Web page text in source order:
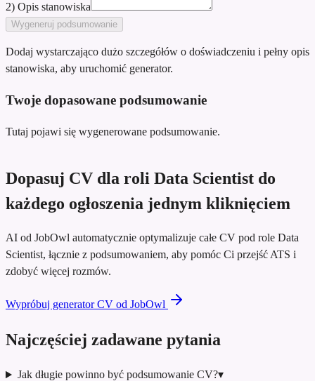
2) Opis stanowiska
Wygeneruj podsumowanie
Dodaj wystarczająco dużo szczegółów o doświadczeniu i pełny opis
stanowiska, aby uruchomić generator.
Twoje dopasowane podsumowanie
Tutaj pojawi się wygenerowane podsumowanie.
Dopasuj CV dla roli Data Scientist do
każdego ogłoszenia jednym kliknięciem
AI od JobOwl automatycznie optymalizuje całe CV pod role Data
Scientist, łącznie z podsumowaniem, aby pomóc Ci przejść ATS i
zdobyć więcej rozmów.
Wypróbuj generator CV od JobOwl
Najczęściej zadawane pytania
Jak długie powinno być podsumowanie CV?▾